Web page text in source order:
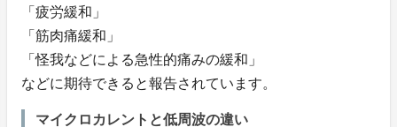
「疲労緩和」
「筋肉痛緩和」
「怪我などによる急性的痛みの緩和」
などに期待できると報告されています。
マイクロカレントと低周波の違い